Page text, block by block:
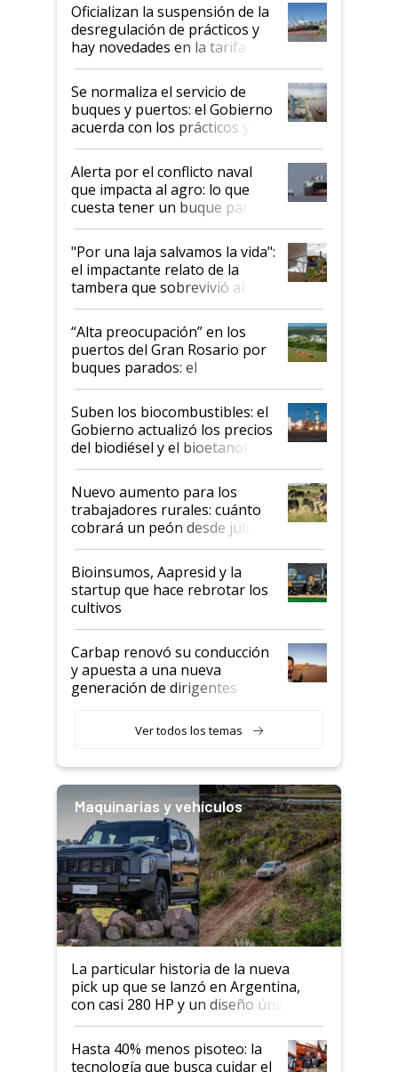
Oficializan la suspensión de la
desregulación de prácticos y
hay novedades en la tarifa de
la hidrovía
Se normaliza el servicio de
buques y puertos: el Gobierno
acuerda con los prácticos y
suspende el decreto de
desregulación
Alerta por el conflicto naval
que impacta al agro: lo que
cuesta tener un buque parado
y el peligro de que Argentina
pase a ser "país sucio"
"Por una laja salvamos la vida":
el impactante relato de la
tambera que sobrevivió al
tornado
“Alta preocupación” en los
puertos del Gran Rosario por
buques parados: el
funcionamiento de las
exportadoras en tensión tras
la medida de fuerza de los
prácticos
Suben los biocombustibles: el
Gobierno actualizó los precios
del biodiésel y el bioetanol
Nuevo aumento para los
trabajadores rurales: cuánto
cobrará un peón desde julio
Bioinsumos, Aapresid y la
startup que hace rebrotar los
cultivos
Carbap renovó su conducción
y apuesta a una nueva
generación de dirigentes
Ver todos los temas
Maquinarias y vehículos
La particular historia de la nueva
pick up que se lanzó en Argentina,
con casi 280 HP y un diseño único: a
cuánto se vende
Hasta 40% menos pisoteo: la
tecnología que busca cuidar el